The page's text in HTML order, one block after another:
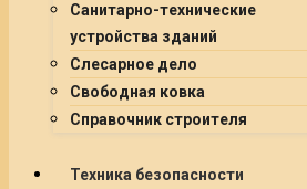
Санитарно-технические
устройства зданий
Слесарное дело
Свободная ковка
Справочник строителя
Техника безопасности